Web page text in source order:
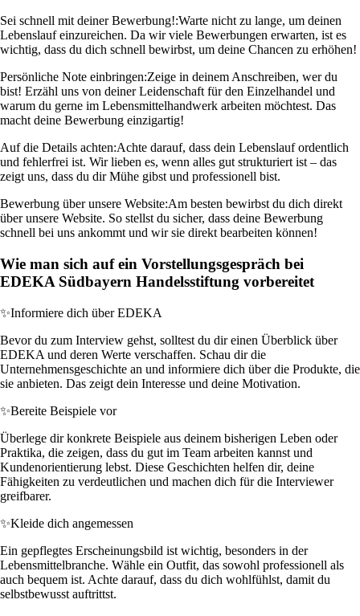
Sei schnell mit deiner Bewerbung!:Warte nicht zu lange, um deinen
Lebenslauf einzureichen. Da wir viele Bewerbungen erwarten, ist es
wichtig, dass du dich schnell bewirbst, um deine Chancen zu erhöhen!
Persönliche Note einbringen:Zeige in deinem Anschreiben, wer du
bist! Erzähl uns von deiner Leidenschaft für den Einzelhandel und
warum du gerne im Lebensmittelhandwerk arbeiten möchtest. Das
macht deine Bewerbung einzigartig!
Auf die Details achten:Achte darauf, dass dein Lebenslauf ordentlich
und fehlerfrei ist. Wir lieben es, wenn alles gut strukturiert ist – das
zeigt uns, dass du dir Mühe gibst und professionell bist.
Bewerbung über unsere Website:Am besten bewirbst du dich direkt
über unsere Website. So stellst du sicher, dass deine Bewerbung
schnell bei uns ankommt und wir sie direkt bearbeiten können!
Wie man sich auf ein Vorstellungsgespräch bei
EDEKA Südbayern Handelsstiftung vorbereitet
✨Informiere dich über EDEKA
Bevor du zum Interview gehst, solltest du dir einen Überblick über
EDEKA und deren Werte verschaffen. Schau dir die
Unternehmensgeschichte an und informiere dich über die Produkte, die
sie anbieten. Das zeigt dein Interesse und deine Motivation.
✨Bereite Beispiele vor
Überlege dir konkrete Beispiele aus deinem bisherigen Leben oder
Praktika, die zeigen, dass du gut im Team arbeiten kannst und
Kundenorientierung lebst. Diese Geschichten helfen dir, deine
Fähigkeiten zu verdeutlichen und machen dich für die Interviewer
greifbarer.
✨Kleide dich angemessen
Ein gepflegtes Erscheinungsbild ist wichtig, besonders in der
Lebensmittelbranche. Wähle ein Outfit, das sowohl professionell als
auch bequem ist. Achte darauf, dass du dich wohlfühlst, damit du
selbstbewusst auftrittst.